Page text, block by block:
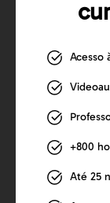
Acesso
+800
Até 25